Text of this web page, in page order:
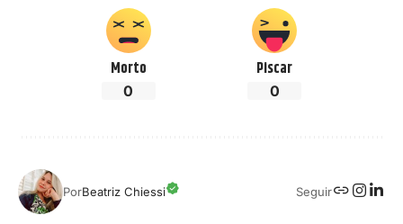
Morto
0
Piscar
0
PorBeatriz Chiessi Seguir